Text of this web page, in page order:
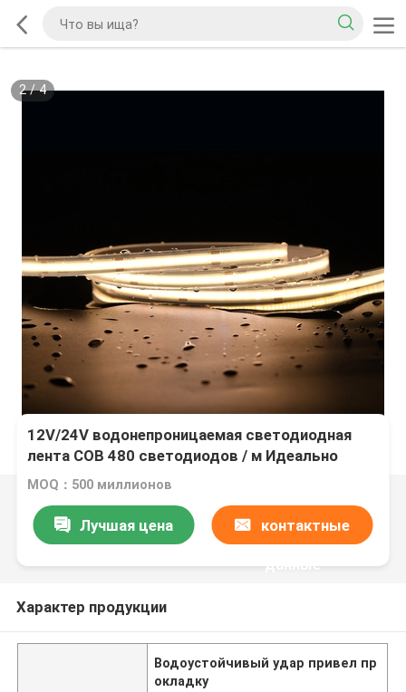
2/4
12V/24V водонепроницаемая светодиодная
лента COB 480 светодиодов / м Идеально
подходит для требовательных условий
MOQ：500 миллионов
Лучшая цена контактные
данные
Характер продукции
Водоустойчивый удар привел пр
окладку